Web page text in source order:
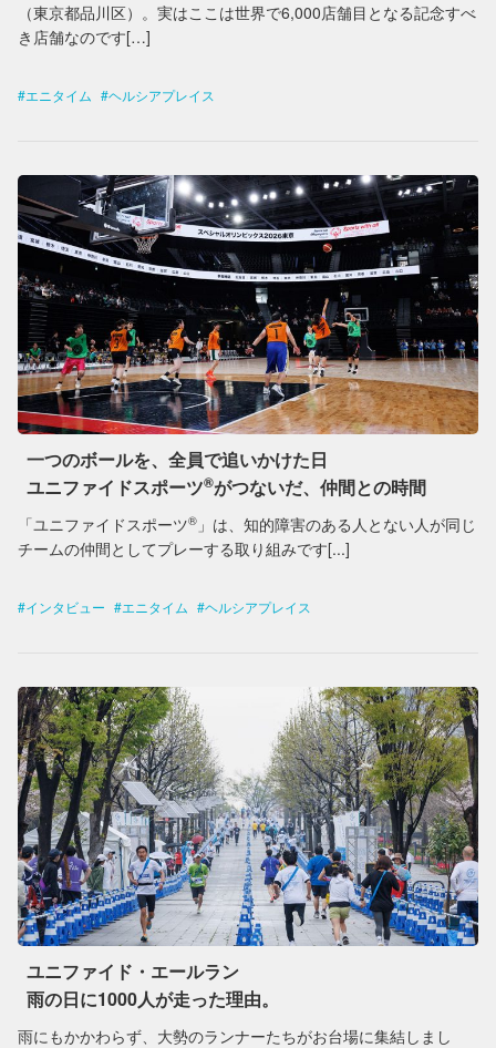
（東京都品川区）。実はここは世界で6,000店舗目となる記念すべ
き店舗なのです[…]
エニタイム ヘルシアプレイス
一つのボールを、全員で追いかけた日
ユニファイドスポーツ®︎がつないだ、仲間との時間
「ユニファイドスポーツ®︎ 」は、知的障害のある人とない人が同じ
チームの仲間としてプレーする取り組みです[...]
インタビュー エニタイム ヘルシアプレイス
ユニファイド・エールラン
雨の日に1000人が走った理由。
雨にもかかわらず、大勢のランナーたちがお台場に集結しまし